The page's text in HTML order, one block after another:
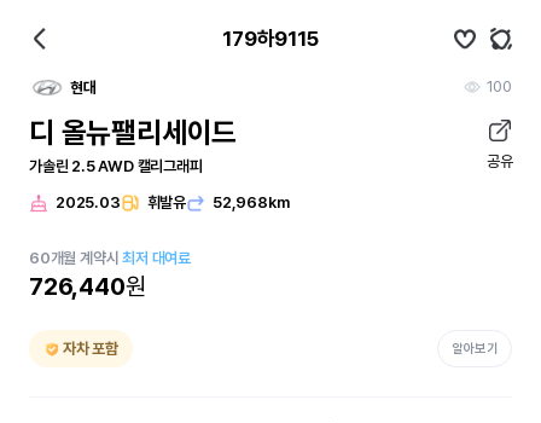
179하9115
현대 100
디 올뉴팰리세이드
가솔린 2.5 AWD 캘리그래피 공유
2025.03 휘발유 52,968km
60개월 계약시최저 대여료
726,440원
자차 포함 알아보기